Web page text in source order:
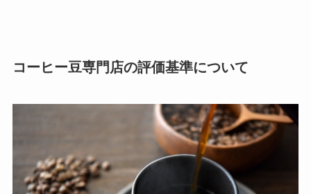
コーヒー豆専門店の評価基準について